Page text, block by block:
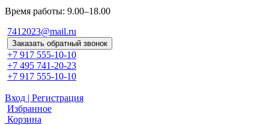
Время работы: 9.00–18.00
7412023@mail.ru
Заказать обратный звонок
+7 917 555-10-10
+7 495 741-20-23
+7 917 555-10-10
Вход | Регистрация
Избранное
Корзина